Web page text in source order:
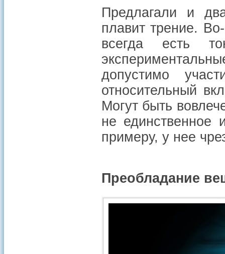
Предлагали и
плавит трение.
всегда есть
допустимо
относительный
Могут быть
не единственное
примеру, у нее
Преобладание